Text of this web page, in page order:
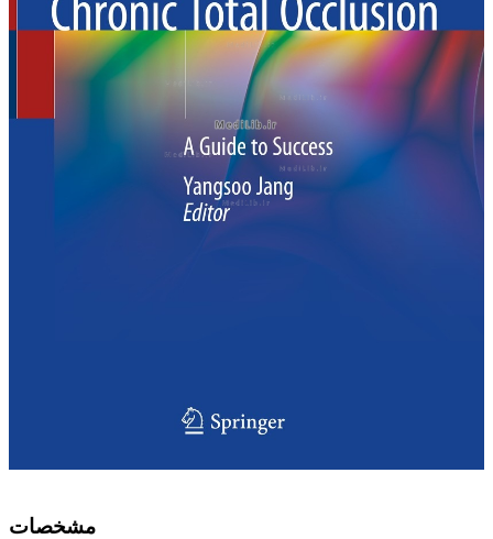
ﻣﺸﺨﺼﺎﺕ